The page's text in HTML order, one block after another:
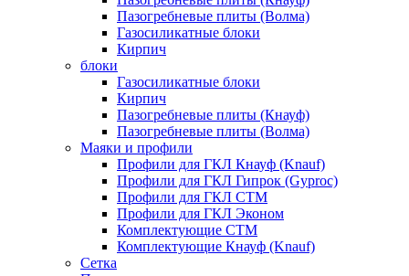
Пазогребневые плиты (Волма)
Газосиликатные блоки
Кирпич
блоки
Газосиликатные блоки
Кирпич
Пазогребневые плиты (Кнауф)
Пазогребневые плиты (Волма)
Маяки и профили
Профили для ГКЛ Кнауф (Knauf)
Профили для ГКЛ Гипрок (Gyproc)
Профили для ГКЛ СТМ
Профили для ГКЛ Эконом
Комплектующие СТМ
Комплектующие Кнауф (Knauf)
Сетка